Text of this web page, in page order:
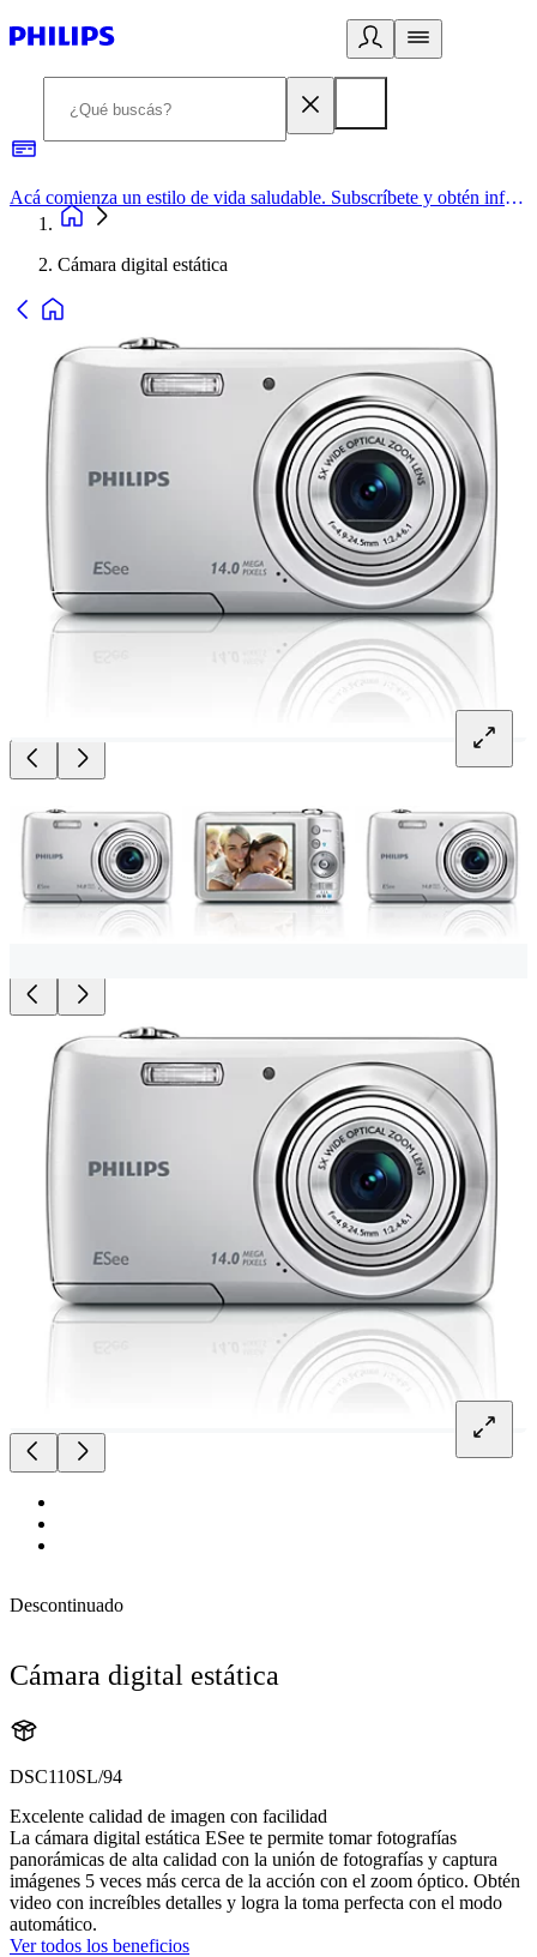
Acá comienza un estilo de vida saludable. Subscríbete y obtén información de primera mano
Cámara digital estática
Descontinuado
Cámara digital estática
DSC110SL/94
Excelente calidad de imagen con facilidad
La cámara digital estática ESee te permite tomar fotografías
panorámicas de alta calidad con la unión de fotografías y captura
imágenes 5 veces más cerca de la acción con el zoom óptico. Obtén
video con increíbles detalles y logra la toma perfecta con el modo
automático.
Ver todos los beneficios